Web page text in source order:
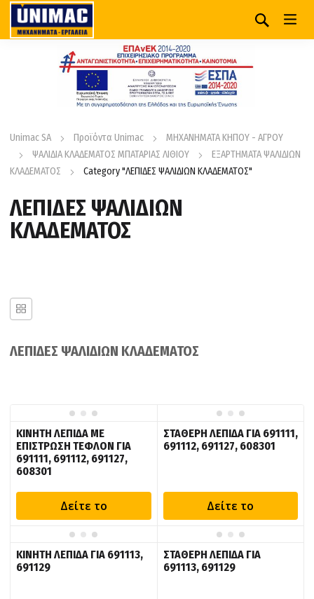
Unimac SA Προϊόντα Unimac
ΜΗΧΑΝΗΜΑΤΑ ΚΗΠΟΥ - ΑΓΡΟΥ
ΨΑΛΙΔΙΑ ΚΛΑΔΕΜΑΤΟΣ ΜΠΑΤΑΡΙΑΣ ΛΙΘΙΟΥ
ΕΞΑΡΤΗΜΑΤΑ ΨΑΛΙΔΙΩΝ
ΚΛΑΔΕΜΑΤΟΣ
Category "ΛΕΠΙΔΕΣ ΨΑΛΙΔΙΩΝ ΚΛΑΔΕΜΑΤΟΣ"
ΛΕΠΙΔΕΣ ΨΑΛΙΔΙΩΝ
ΚΛΑΔΕΜΑΤΟΣ
ΛΕΠΙΔΕΣ ΨΑΛΙΔΙΩΝ ΚΛΑΔΕΜΑΤΟΣ
ΚΙΝΗΤΗ ΛΕΠΙΔΑ ΜΕ
ΕΠΙΣΤΡΩΣΗ ΤΕΦΛΟΝ ΓΙΑ
691111, 691112, 691127,
608301
Δείτε το
ΣΤΑΘΕΡΗ ΛΕΠΙΔΑ ΓΙΑ 691111,
691112, 691127, 608301
Δείτε το
ΚΙΝΗΤΗ ΛΕΠΙΔΑ ΓΙΑ 691113,
691129
ΣΤΑΘΕΡΗ ΛΕΠΙΔΑ ΓΙΑ
691113, 691129